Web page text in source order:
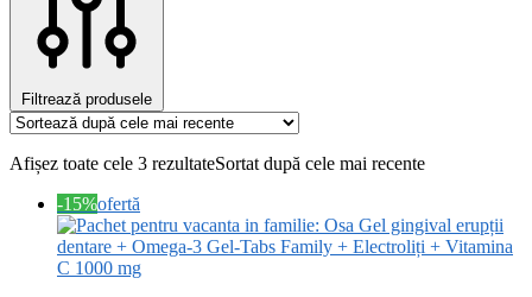
Filtrează produsele
Afișez toate cele 3 rezultateSortat după cele mai recente
-15%ofertă